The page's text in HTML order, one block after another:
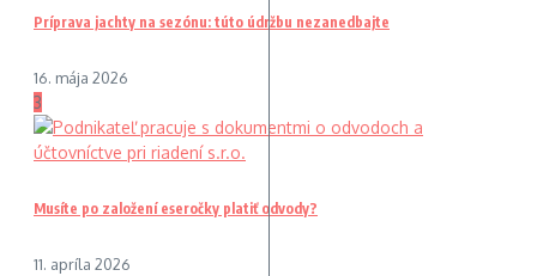
Príprava jachty na sezónu: túto údržbu nezanedbajte
16. mája 2026
3
Musíte po založení eseročky platiť odvody?
11. apríla 2026